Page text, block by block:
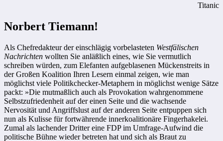
Titanic
Norbert Tiemann!
Als Chefredakteur der einschlägig vorbelasteten Westfälischen
Nachrichten wollten Sie anläßlich eines, wie Sie vermutlich
schreiben würden, zum Elefanten aufgeblasenen Mückenstreits in
der Großen ­Koalition Ihren Lesern einmal zeigen, wie man
möglichst viele Politikchecker-Metaphern in möglichst wenige Sätze
packt: »Die mutmaßlich auch als Provokation wahrgenommene
Selbstzufriedenheit auf der einen Seite und die wachsende
Nervosität und Angriffslust auf der anderen Seite entpuppen sich
nun als Kulisse für fortwährende innerkoalitionäre Fingerhakelei.
Zumal als lachender Dritter eine FDP im Umfrage-Aufwind die
politische Bühne wieder betreten hat und sich als Braut zu